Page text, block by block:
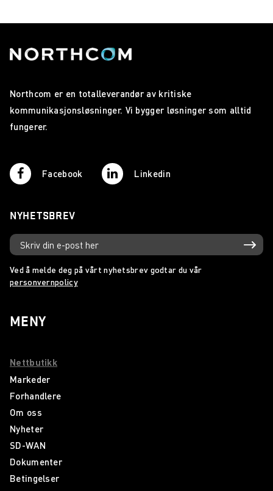
Northcom er en totalleverandør av kritiske
kommunikasjonsløsninger. Vi bygger løsninger som alltid
fungerer.
Facebook Linkedin
NYHETSBREV
Ved å melde deg på vårt nyhetsbrev godtar du vår
personvernpolicy
MENY
Nettbutikk
Markeder
Forhandlere
Om oss
Nyheter
SD-WAN
Dokumenter
Betingelser